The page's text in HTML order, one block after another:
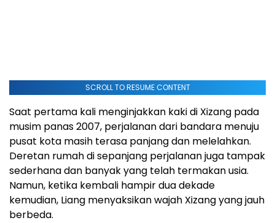
SCROLL TO RESUME CONTENT
Saat pertama kali menginjakkan kaki di Xizang pada
musim panas 2007, perjalanan dari bandara menuju
pusat kota masih terasa panjang dan melelahkan.
Deretan rumah di sepanjang perjalanan juga tampak
sederhana dan banyak yang telah termakan usia.
Namun, ketika kembali hampir dua dekade
kemudian, Liang menyaksikan wajah Xizang yang jauh
berbeda.